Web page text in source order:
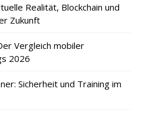
Realität, Blockchain und
Zukunft
Vergleich mobiler
2026
Sicherheit und Training im